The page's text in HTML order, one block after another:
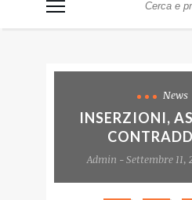
News
INSERZIONI,
Admin - Settembre 11,